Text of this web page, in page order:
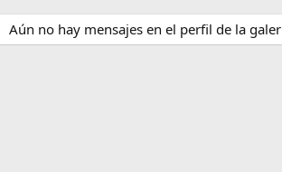
Aún no hay mensajes en el perfil de la